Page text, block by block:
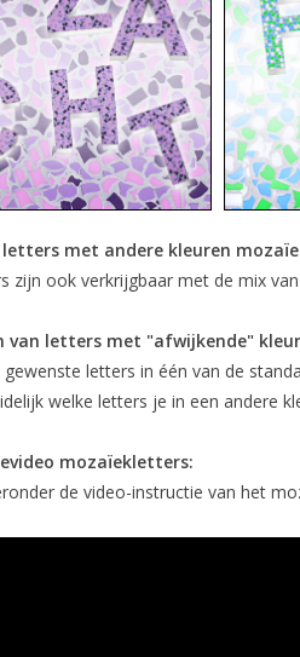
letters met andere kleuren
zijn ook verkrijgbaar met de mix
van letters met "afwijkende"
gewenste letters in één van de
welke letters je in een andere
mozaïekletters:
de video-instructie van het